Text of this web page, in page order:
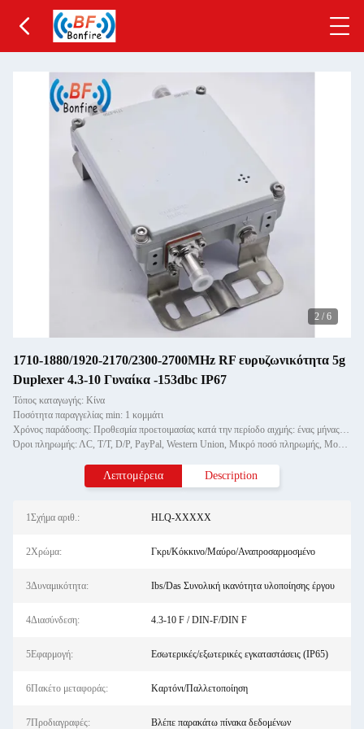
2 / 6
1710-1880/1920-2170/2300-2700MHz RF ευρυζωνικότητα 5g
Duplexer 4.3-10 Γυναίκα -153dbc IP67
Τόπος καταγωγής: Κίνα
Ποσότητα παραγγελίας min: 1 κομμάτι
Χρόνος παράδοσης: Προθεσμία προετοιμασίας κατά την περίοδο αιχμής: ένας μήνας, εκτός εποχής: εντός 15 εργάσιμων ημερών
Όροι πληρωμής: ΛC, T/T, D/P, PayPal, Western Union, Μικρό ποσό πληρωμής, Money Gram
Λεπτομέρεια Description
1Σχήμα αριθ.: HLQ-XXXXX
2Χρώμα: Γκρι/Κόκκινο/Μαύρο/Αναπροσαρμοσμένο
3Δυναμικότητα: Ibs/Das Συνολική ικανότητα υλοποίησης έργου
4Διασύνδεση: 4.3-10 F / DIN-F/DIN F
5Εφαρμογή: Εσωτερικές/εξωτερικές εγκαταστάσεις (IP65)
6Πακέτο μεταφοράς: Καρτόνι/Παλλετοποίηση
7Προδιαγραφές: Βλέπε παρακάτω πίνακα δεδομένων